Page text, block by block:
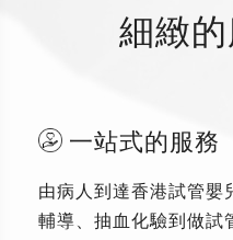
細緻
一站式的服務
由病人到達香港試管嬰
輔導、抽血化驗到做試